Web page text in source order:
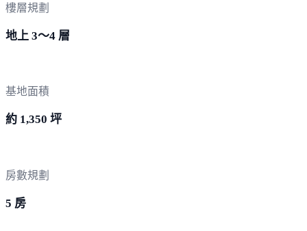
樓層規劃
地上 3～4 層
基地面積
約 1,350 坪
房數規劃
5 房